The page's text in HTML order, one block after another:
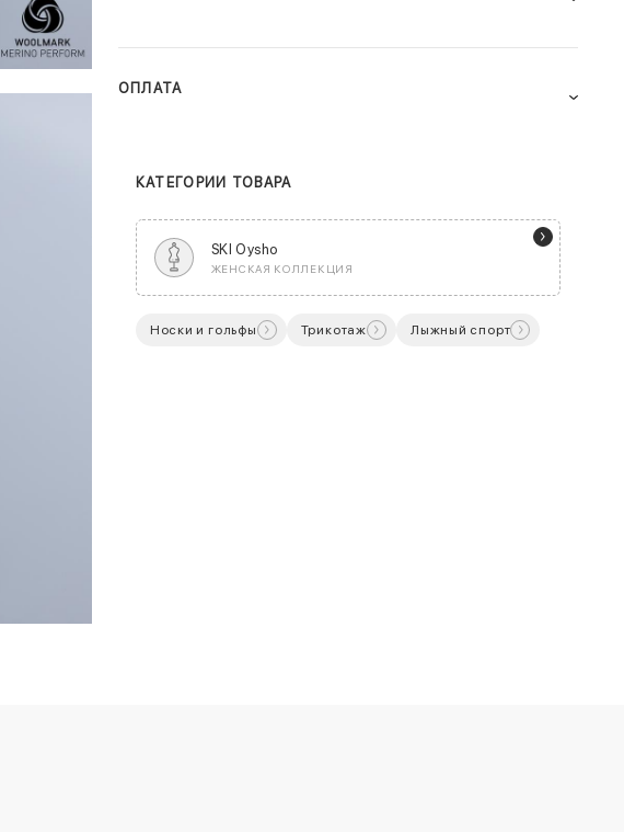
ОПЛАТА
КАТЕГОРИИ ТОВАРА
SKI Oysho
ЖЕНСКАЯ КОЛЛЕКЦИЯ
Носки и гольфы Трикотаж Лыжный спорт